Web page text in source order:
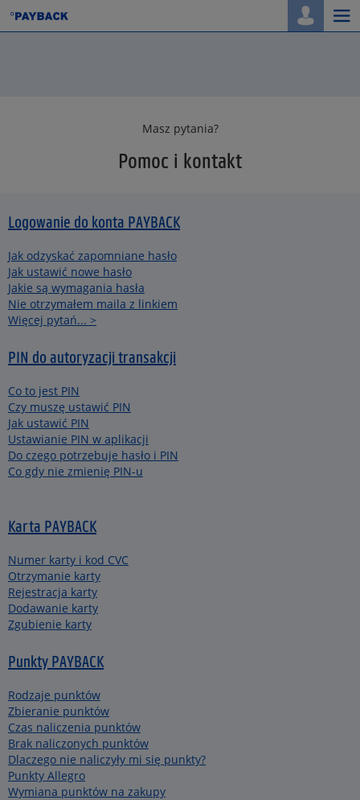
Masz pytania?
Pomoc i kontakt
Logowanie do konta PAYBACK
Jak odzyskać zapomniane hasło
Jak ustawić nowe hasło
Jakie są wymagania hasła
Nie otrzymałem maila z linkiem
Więcej pytań... >
PIN do autoryzacji transakcji
Co to jest PIN
Czy muszę ustawić PIN
Jak ustawić PIN
Ustawianie PIN w aplikacji
Do czego potrzebuje hasło i PIN
Co gdy nie zmienię PIN-u
Karta PAYBACK
Numer karty i kod CVC
Otrzymanie karty
Rejestracja karty
Dodawanie karty
Zgubienie karty
Punkty PAYBACK
Rodzaje punktów
Zbieranie punktów
Czas naliczenia punktów
Brak naliczonych punktów
Dlaczego nie naliczyły mi się punkty?
Punkty Allegro
Wymiana punktów na zakupy